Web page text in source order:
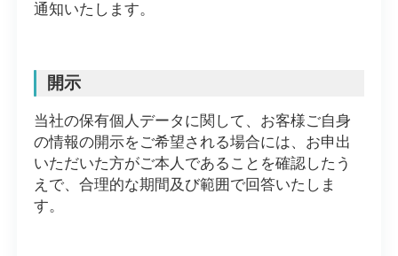
通知いたします。
開示
当社の保有個人データに関して、お客様ご自身
の情報の開示をご希望される場合には、お申出
いただいた方がご本人であることを確認したう
えで、合理的な期間及び範囲で回答いたしま
す。